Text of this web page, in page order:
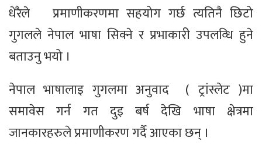
धेरैले प्रमाणीकरणमा सहयोग गर्छ त्यतिनै छिटो
गुगलले नेपाल भाषा सिक्ने र प्रभाकारी उपलव्धि हुने
बताउनु भयो ।
नेपाल भाषालाइ गुगलमा अनुवाद ( ट्रांस्लेट )मा
समावेस गर्न गत दुइ बर्ष देखि भाषा क्षेत्रमा
जानकारहरुले प्रमाणीकरण गर्दै आएका छन् ।